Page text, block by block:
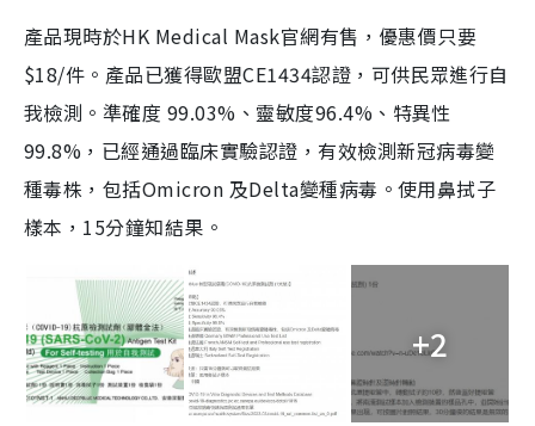
產品現時於HK Medical Mask官網有售，優惠價只要
$18/件。產品已獲得歐盟CE1434認證，可供民眾進行自
我檢測。準確度 99.03%、靈敏度96.4%、特異性
99.8%，已經通過臨床實驗認證，有效檢測新冠病毒變
種毒株，包括Omicron 及Delta變種病毒。使用鼻拭子
樣本，15分鐘知結果。
+2